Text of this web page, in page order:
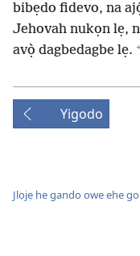
bibẹdo fidevo, na
Jehovah nukọn lẹ,
avọ̀ dagbedagbe lẹ. +
Yigodo
Jlọjẹ he gando owe ehe